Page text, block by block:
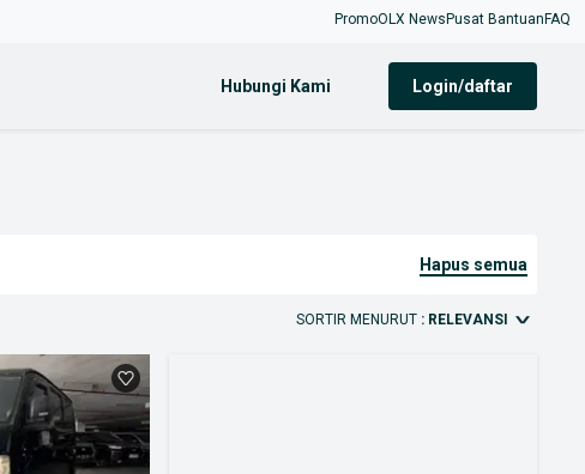
PromoOLX News Pusat Bantuan FAQ
Hubungi Kami login/daftar
hapus semua
SORTIR MENURUT : RELEVANSI